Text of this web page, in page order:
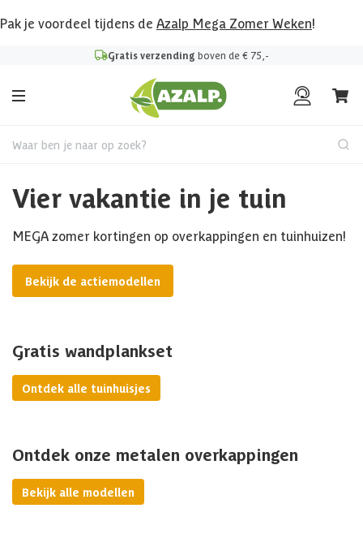
Pak je voordeel tijdens de Azalp Mega Zomer Weken!
Gratis verzending boven de € 75,-
Waar ben je naar op zoek?
Vier vakantie in je tuin
MEGA zomer kortingen op overkappingen en tuinhuizen!
Bekijk de actiemodellen
Gratis wandplankset
Ontdek alle tuinhuisjes
Ontdek onze metalen overkappingen
Bekijk alle modellen